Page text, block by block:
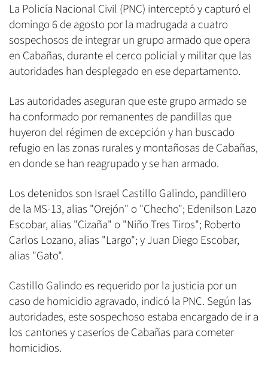
La Policía Nacional Civil (PNC) interceptó y capturó el
domingo 6 de agosto por la madrugada a cuatro
sospechosos de integrar un grupo armado que opera
en Cabañas, durante el cerco policial y militar que las
autoridades han desplegado en ese departamento.
Las autoridades aseguran que este grupo armado se
ha conformado por remanentes de pandillas que
huyeron del régimen de excepción y han buscado
refugio en las zonas rurales y montañosas de Cabañas,
en donde se han reagrupado y se han armado.
Los detenidos son Israel Castillo Galindo, pandillero
de la MS-13, alias "Orejón" o "Checho"; Edenilson Lazo
Escobar, alias "Cizaña" o "Niño Tres Tiros"; Roberto
Carlos Lozano, alias "Largo"; y Juan Diego Escobar,
alias "Gato".
Castillo Galindo es requerido por la justicia por un
caso de homicidio agravado, indicó la PNC. Según las
autoridades, este sospechoso estaba encargado de ir a
los cantones y caseríos de Cabañas para cometer
homicidios.